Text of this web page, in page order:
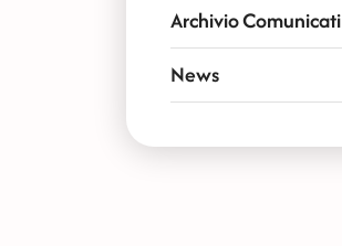
Archivio Comunicati
News